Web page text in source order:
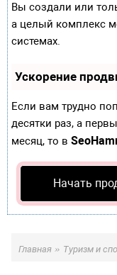
Вы создали или
а целый комплекс
системах.
Ускорение
Если вам трудно
десятки раз, а
месяц, то в
Начать
Главная » Туризм и